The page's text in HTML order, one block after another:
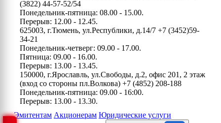
(3822) 44-57-52/54
Понедельник-пятница: 08.00 - 15.00.
Перерыв: 12.00 - 12.45.
625003, г.Тюмень, ул.Республики, д.14/7 +7 (3452)59-
34-21
Понедельник-четверг: 09.00 - 17.00.
Пятница: 09.00 - 16.00.
Перерыв: 13.00 - 13.45.
150000, г.Ярославль, ул.Свободы, д.2, офис 201, 2 этаж
(вход со стороны пл.Волкова) +7 (4852) 208-188
Понедельник-пятница: 09.00 - 16:00.
Перерыв: 13.00 - 13.30.
Эмитентам Акционерам Юридические услуги